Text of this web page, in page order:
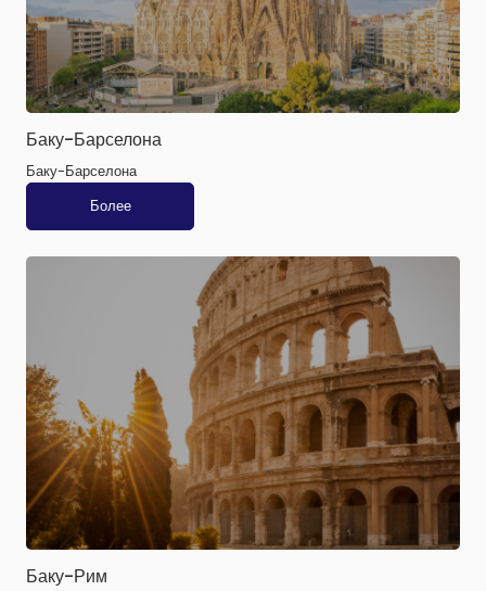
Баку-Барселона
Баку-Барселона
Более
Баку-Рим